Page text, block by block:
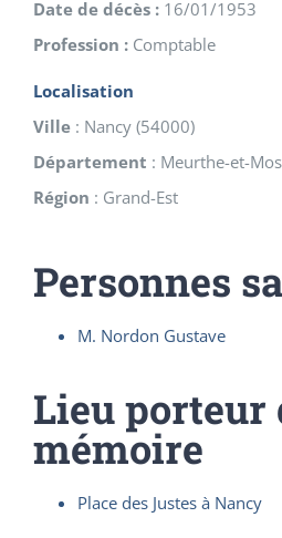
Date de décès : 16/01/1953
Profession : Comptable
Localisation
Ville : Nancy (54000)
Département : Meurthe-et-
Région : Grand-Est
Personnes
M. Nordon Gustave
Lieu porteur
mémoire
Place des Justes à Nancy